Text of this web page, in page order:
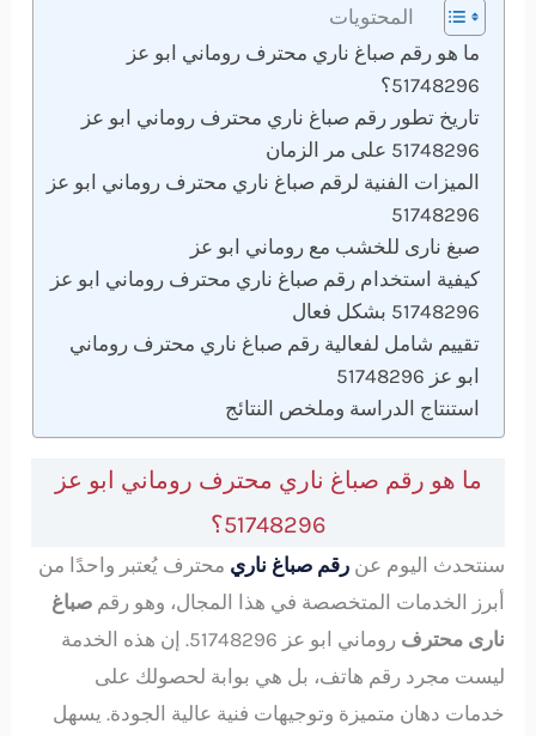
المحتويات
ما هو رقم صباغ ناري محترف روماني ابو عز
51748296؟
تاريخ تطور رقم صباغ ناري محترف روماني ابو عز
51748296 على مر الزمان
الميزات الفنية لرقم صباغ ناري محترف روماني ابو عز
51748296
صبغ نارى للخشب مع روماني ابو عز
كيفية استخدام رقم صباغ ناري محترف روماني ابو عز
51748296 بشكل فعال
تقييم شامل لفعالية رقم صباغ ناري محترف روماني
ابو عز 51748296
استنتاج الدراسة وملخص النتائج
ما هو رقم صباغ ناري محترف روماني ابو عز
51748296؟
سنتحدث اليوم عنرقم صباغ ناري محترف يُعتبر واحدًا من
أبرز الخدمات المتخصصة في هذا المجال، وهو رقمصباغ
نارى محترف
روماني ابو عز 51748296. إن هذه الخدمة
ليست مجرد رقم هاتف، بل هي بوابة لحصولك على
خدمات دهان متميزة وتوجيهات فنية عالية الجودة. يسهل